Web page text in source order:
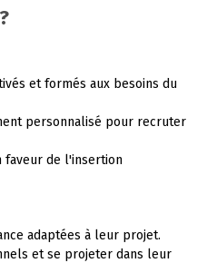
et formés aux besoins du
personnalisé pour recruter
faveur de l'insertion
adaptées à leur projet.
et se projeter dans leur